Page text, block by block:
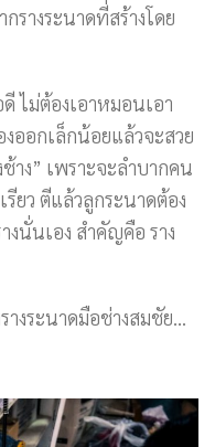
างระนาดที่สร้างโดย
ไม่ต้องเอาหมอนเอา
งออกเล็กน้อยแล้วจะสวย
าง” เพราะจะลำบากคน
ยว ตีแล้วลูกระนาดต้อง
งนั่นเอง สำคัญคือ ราง
างระนาดมือช่างสมชัย…